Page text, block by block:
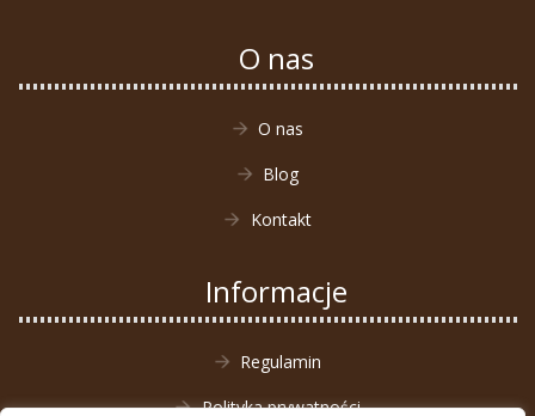
O nas
O nas
Blog
Kontakt
Informacje
Regulamin
Polityka prywatności